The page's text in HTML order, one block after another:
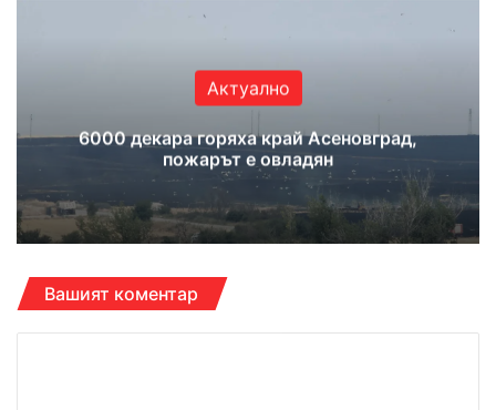
Актуално
6000 декара горяха край Асеновград,
пожарът е овладян
Вашият коментар